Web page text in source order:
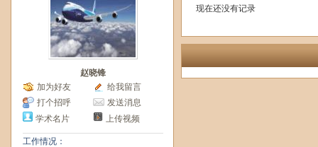
赵晓锋
加为好友
给我留言
打个招呼
发送消息
学术名片
上传视频
工作情况：
现在还没有记录